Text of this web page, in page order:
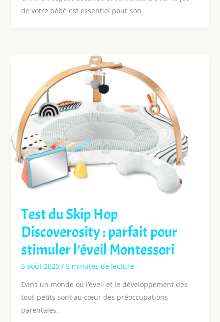
de votre bébé est essentiel pour son
Test du Skip Hop
Discoverosity : parfait pour
stimuler l’éveil Montessori
5 août 2025 / 5 minutes de lecture
Dans un monde où l’éveil et le développement des
tout-petits sont au cœur des préoccupations
parentales,